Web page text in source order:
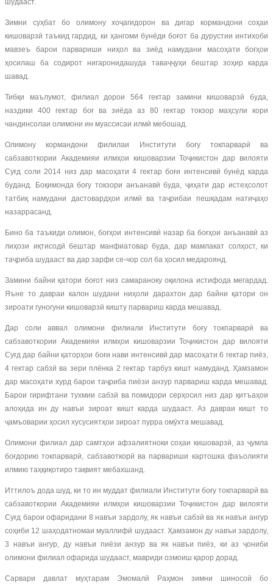
шудааст.
Зимни суҳбат бо олимону хоҷагидорон ва дигар кормандони соҳаи
кишоварзӣ таъкид гардид, ки ҳангоми бунёди боғот ба дурустии интихоби
мавзеъ барои парвариши ниҳол ва зиёд намудани масоҳати боғҳои
ҳосилаш ба содирот нигаронидашуда таваҷҷуҳи бештар зоҳир карда
шавад.
Тибқи маълумот, филиал дорои 564 гектар замини кишоварзӣ буда,
наздики 400 гектар боғ ва зиёда аз 80 гектар токзор маҳсули кори
чандинсолаи олимони ин муассисаи илмӣ мебошад.
Олимону кормандони филилаи Институти боғу токпарварӣ ва
сабзавоткории Академияи илмҳои кишоварзии Тоҷикистон дар вилояти
Суғд соли 2014 низ дар масоҳати 4 гектар боғи интенсивӣ бунёд карда
буданд. Боқимонда боғу токзори анъанавӣ буда, ҷиҳати дар истеҳсолот
татбиқ намудани дастовардҳои илмӣ ва таҷрибаи пешқадам натиҷаҳо
назаррасанд.
Бино ба таъкиди олимон, боғҳои интенсивӣ назар ба боғҳои анъанавӣ аз
лиҳози иқтисодӣ бештар манфиатовар буда, дар мамлакат солҳост, ки
таҷриба шудааст ва дар зарфи се-чор сол ба ҳосил медароянд.
Замини байни қатори боғот низ самараноку оқилона истифода мегардад.
Яъне то давраи калон шудани ниҳоли дарахтон дар байни қатори он
зироати гуногуни кишоварзӣ кишту парвариш карда мешавад.
Дар соли аввал олимони филиали Институти боғу токпарварӣ ва
сабзавоткории Академияи илмҳои кишоварзии Тоҷикистон дар вилояти
Суғд дар байни қаторҳои боғи нави интенсивӣ дар масоҳати 6 гектар пиёз,
4 гектар сабзӣ ва зери плёнка 2 гектар тарбуз кишт намуданд. Ҳамзамон
дар масоҳати хурд барои таҷриба пиёзи анзур парвариш карда мешавад.
Барои гирифтани тухмии сабзӣ ва помидори серҳосил низ дар қитъаҳои
алоҳида ин ду навъи зироат кишт карда шудааст. Аз давраи кишт то
ҷамъоварии ҳосил хусусиятҳои зироат пурра омӯхта мешавад.
Олимони филиал дар самтҳои афзалиятноки соҳаи кишоварзӣ, аз ҷумла
боғдорию токпарварӣ, сабзавоткорӣ ва парвариши картошка фаъолияти
илмию таҳқиқотиро тақвият мебахшанд.
Иттилоъ дода шуд, ки то ин муддат филиали Институти боғу токпарварӣ ва
сабзавоткории Академияи илмҳои кишоварзии Тоҷикистон дар вилояти
Суғд барои офаридани 8 навъи зардолу, як навъи сабзӣ ва як навъи ангур
соҳиби 12 шаҳодатномаи муаллифӣ шудааст. Ҳамзамон ду навъи зардолу,
3 навъи ангур, ду навъи пиёзи анзур ва як навъи пиёз, ки аз ҷониби
олимони филиал офарида шудааст, мавриди озмоиш қарор дорад.
Сарвари давлат муҳтарам Эмомалӣ Раҳмон зимни шиносоӣ бо